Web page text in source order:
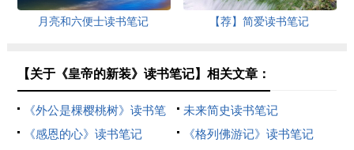
月亮和六便士读书笔记 【荐】简爱读书笔记
【关于《皇帝的新装》读书笔记】相关文章：
《外公是棵樱桃树》读书笔
记
未来简史读书笔记
《感恩的心》读书笔记
《格列佛游记》读书笔记